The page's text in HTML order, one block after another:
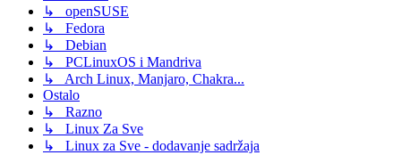
↳ openSUSE
↳ Fedora
↳ Debian
↳ PCLinuxOS i Mandriva
↳ Arch Linux, Manjaro, Chakra...
Ostalo
↳ Razno
↳ Linux Za Sve
↳ Linux za Sve - dodavanje sadržaja